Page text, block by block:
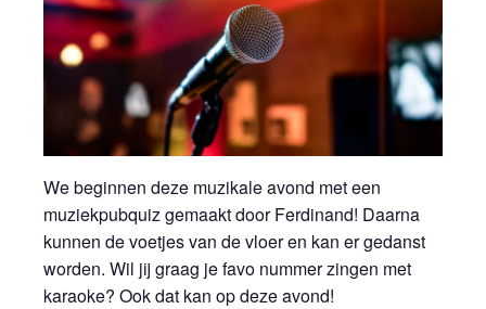
We beginnen deze muzikale avond met een
muziekpubquiz gemaakt door Ferdinand! Daarna
kunnen de voetjes van de vloer en kan er gedanst
worden. Wil jij graag je favo nummer zingen met
karaoke? Ook dat kan op deze avond!